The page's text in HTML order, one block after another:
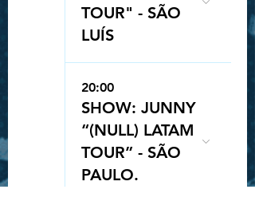
TOUR" - SÃO
LUÍS
20:00
SHOW: JUNNY
“(NULL) LATAM
TOUR” - SÃO
PAULO.